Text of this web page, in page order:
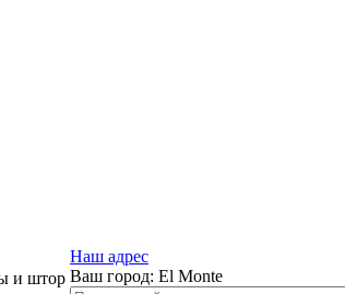
и штор
Наш адрес
Ваш город: El Monte